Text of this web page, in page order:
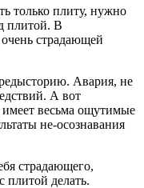
только плиту, нужно
плитой. В
страдающей
Авария, не
А вот
имеет весьма ощутимые
не-осознавания
страдающего,
плитой делать.